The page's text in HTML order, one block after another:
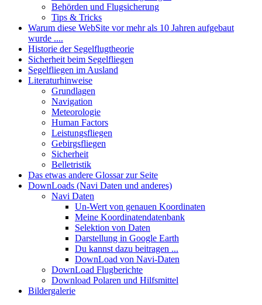
Behörden und Flugsicherung
Tips & Tricks
Warum diese WebSite vor mehr als 10 Jahren aufgebaut
wurde ....
Historie der Segelflugtheorie
Sicherheit beim Segelfliegen
Segelfliegen im Ausland
Literaturhinweise
Grundlagen
Navigation
Meteorologie
Human Factors
Leistungsfliegen
Gebirgsfliegen
Sicherheit
Belletristik
Das etwas andere Glossar zur Seite
DownLoads (Navi Daten und anderes)
Navi Daten
Un-Wert von genauen Koordinaten
Meine Koordinatendatenbank
Selektion von Daten
Darstellung in Google Earth
Du kannst dazu beitragen ...
DownLoad von Navi-Daten
DownLoad Flugberichte
Download Polaren und Hilfsmittel
Bildergalerie